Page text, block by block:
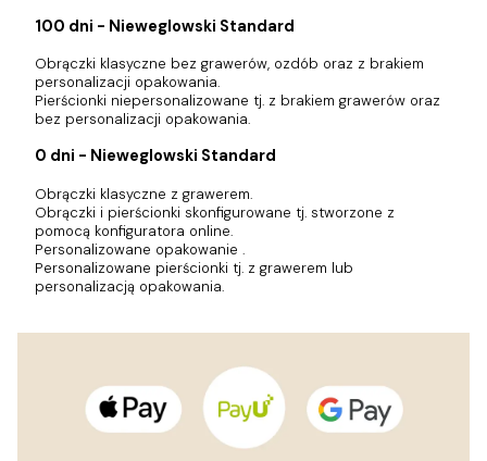
100 dni - Nieweglowski Standard
Obrączki klasyczne bez grawerów, ozdób oraz z brakiem
personalizacji opakowania.
Pierścionki niepersonalizowane tj. z brakiem grawerów oraz
bez personalizacji opakowania.
0 dni - Nieweglowski Standard
Obrączki klasyczne z grawerem.
Obrączki i pierścionki skonfigurowane tj. stworzone z
pomocą konfiguratora online.
Personalizowane opakowanie .
Personalizowane pierścionki tj. z grawerem lub
personalizacją opakowania.